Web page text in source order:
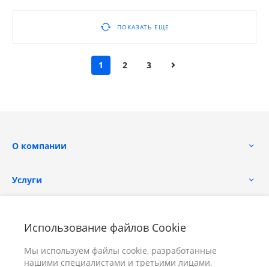
Использование файлов Cookie
Мы используем файлы cookie, разработанные
нашими специалистами и третьими лицами,
ПОКАЗАТЬ ЕЩЕ
1 2 3
О компании
Услуги